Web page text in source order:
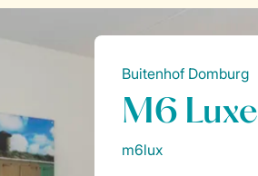
Buitenhof Domburg
M6 Luxe
m6lux